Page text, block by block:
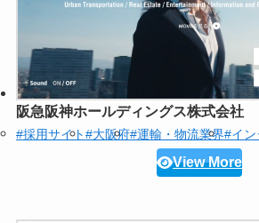
阪急阪神ホールディングス株式会社
#採用サイト#大阪府#運輸・物流業界#イン
View More